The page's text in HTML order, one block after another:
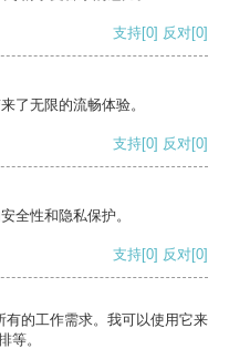
支持[0] 反对[0]
了无限的流畅体验。
支持[0] 反对[0]
全性和隐私保护。
支持[0] 反对[0]
的工作需求。我可以使用它来
等。